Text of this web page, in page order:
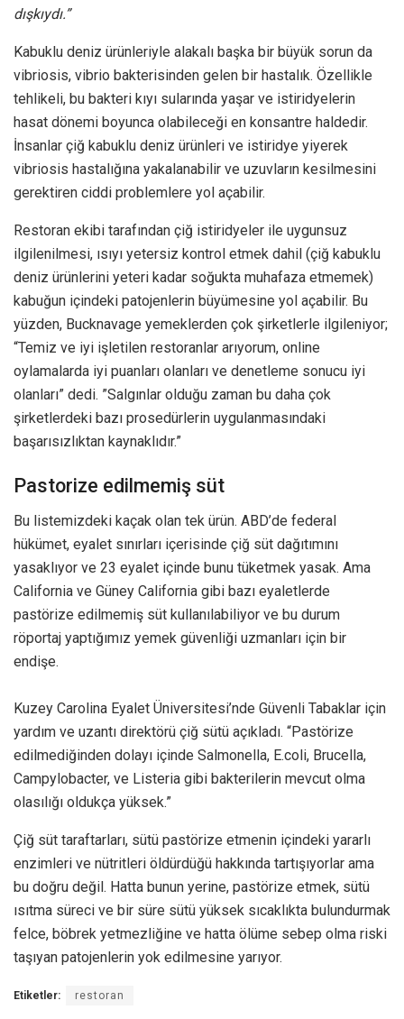
dışkıydı.”
Kabuklu deniz ürünleriyle alakalı başka bir büyük sorun da
vibriosis, vibrio bakterisinden gelen bir hastalık. Özellikle
tehlikeli, bu bakteri kıyı sularında yaşar ve istiridyelerin
hasat dönemi boyunca olabileceği en konsantre haldedir.
İnsanlar çiğ kabuklu deniz ürünleri ve istiridye yiyerek
vibriosis hastalığına yakalanabilir ve uzuvların kesilmesini
gerektiren ciddi problemlere yol açabilir.
Restoran ekibi tarafından çiğ istiridyeler ile uygunsuz
ilgilenilmesi, ısıyı yetersiz kontrol etmek dahil (çiğ kabuklu
deniz ürünlerini yeteri kadar soğukta muhafaza etmemek)
kabuğun içindeki patojenlerin büyümesine yol açabilir. Bu
yüzden, Bucknavage yemeklerden çok şirketlerle ilgileniyor;
“Temiz ve iyi işletilen restoranlar arıyorum, online
oylamalarda iyi puanları olanları ve denetleme sonucu iyi
olanları” dedi. ”Salgınlar olduğu zaman bu daha çok
şirketlerdeki bazı prosedürlerin uygulanmasındaki
başarısızlıktan kaynaklıdır.”
Pastorize edilmemiş süt
Bu listemizdeki kaçak olan tek ürün. ABD’de federal
hükümet, eyalet sınırları içerisinde çiğ süt dağıtımını
yasaklıyor ve 23 eyalet içinde bunu tüketmek yasak. Ama
California ve Güney California gibi bazı eyaletlerde
pastörize edilmemiş süt kullanılabiliyor ve bu durum
röportaj yaptığımız yemek güvenliği uzmanları için bir
endişe.
Kuzey Carolina Eyalet Üniversitesi’nde Güvenli Tabaklar için
yardım ve uzantı direktörü çiğ sütü açıkladı. “Pastörize
edilmediğinden dolayı içinde Salmonella, E.coli, Brucella,
Campylobacter, ve Listeria gibi bakterilerin mevcut olma
olasılığı oldukça yüksek.”
Çiğ süt taraftarları, sütü pastörize etmenin içindeki yararlı
enzimleri ve nütritleri öldürdüğü hakkında tartışıyorlar ama
bu doğru değil. Hatta bunun yerine, pastörize etmek, sütü
ısıtma süreci ve bir süre sütü yüksek sıcaklıkta bulundurmak
felce, böbrek yetmezliğine ve hatta ölüme sebep olma riski
taşıyan patojenlerin yok edilmesine yarıyor.
Etiketler: restoran